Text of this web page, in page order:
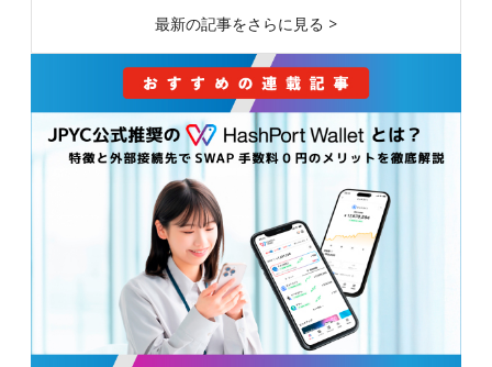
最新の記事をさらに見る >